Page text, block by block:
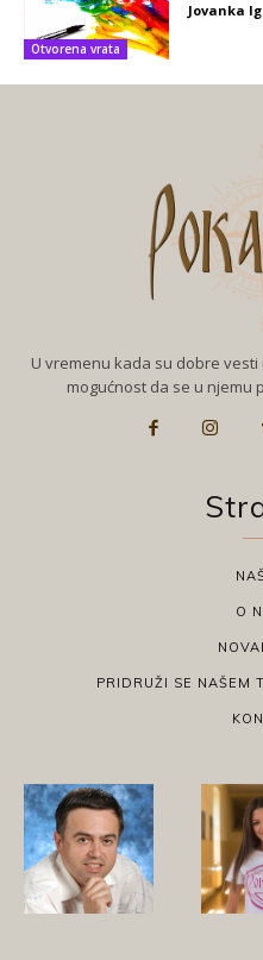
Otvorena vrata
Jovanka
U vremenu kada su dobre
mogućnost da se u njemu
O
PRIDRUŽI SE NAŠEM